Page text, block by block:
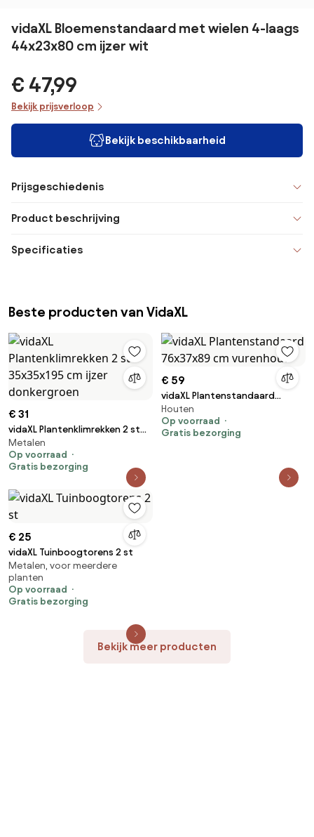
vidaXL Bloemenstandaard met wielen 4-laags
44x23x80 cm ijzer wit
€ 47,99
Bekijk prijsverloop
Bekijk beschikbaarheid
Prijsgeschiedenis
Product beschrijving
Specificaties
Beste producten van VidaXL
€ 31
vidaXL Plantenklimrekken 2 st
35x35x195 cm ijzer donkergroen
Metalen
Op voorraad
Gratis bezorging
€ 59
vidaXL Plantenstandaard
76x37x89 cm vurenhout
Houten
Op voorraad
Gratis bezorging
€ 25
vidaXL Tuinboogtorens 2 st
Metalen, voor meerdere
planten
Op voorraad
Gratis bezorging
Bekijk meer producten